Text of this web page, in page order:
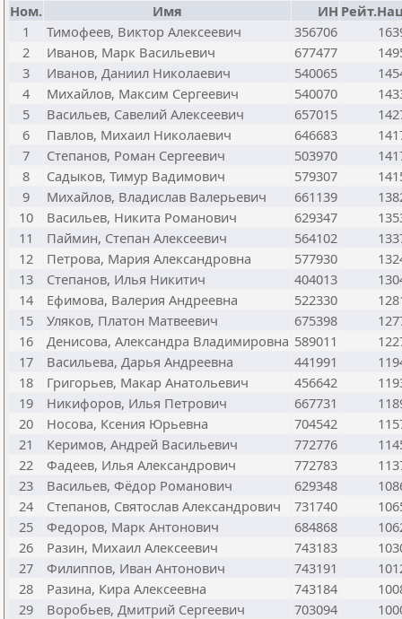
Ном. Имя ИН
1
Тимофеев, Виктор Алексеевич 356706
2
Иванов, Марк Васильевич 677477
3
Иванов, Даниил Николаевич 540065
4
Михайлов, Максим Сергеевич 540070
5
Васильев, Савелий Алексеевич 657015
6
Павлов, Михаил Николаевич 646683
7
Степанов, Роман Сергеевич 503970
8
Садыков, Тимур Вадимович 579307
9
Михайлов, Владислав Валерьевич 661139
10
Васильев, Никита Романович 629347
11
Паймин, Степан Алексеевич 564102
12
Петрова, Мария Александровна 577930
13
Степанов, Илья Никитич 404013
14
Ефимова, Валерия Андреевна 522330
15
Уляков, Платон Матвеевич 675398
16
Денисова, Александра Владимировна 589011
17
Васильева, Дарья Андреевна 441991
18
Григорьев, Макар Анатольевич 456642
19
Никифоров, Илья Петрович 667731
20
Носова, Ксения Юрьевна 704542
21
Керимов, Андрей Васильевич 772776
22
Фадеев, Илья Александрович 772783
23
Васильев, Фёдор Романович 629348
24
Степанов, Святослав Александрович 731740
25
Федоров, Марк Антонович 684868
26
Разин, Михаил Алексеевич 743183
27
Филиппов, Иван Антонович 743191
28
Разина, Кира Алексеевна 743184
29
Воробьев, Дмитрий Сергеевич 703094